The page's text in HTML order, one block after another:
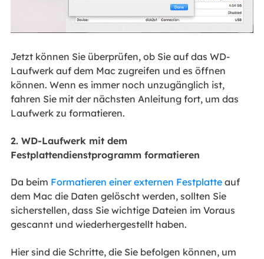
Jetzt können Sie überprüfen, ob Sie auf das WD-
Laufwerk auf dem Mac zugreifen und es öffnen
können. Wenn es immer noch unzugänglich ist,
fahren Sie mit der nächsten Anleitung fort, um das
Laufwerk zu formatieren.
2. WD-Laufwerk mit dem
Festplattendienstprogramm formatieren
Da beim Formatieren einer externen Festplatteauf
dem Mac die Daten gelöscht werden, sollten Sie
sicherstellen, dass Sie wichtige Dateien im Voraus
gescannt und wiederhergestellt haben.
Hier sind die Schritte, die Sie befolgen können, um